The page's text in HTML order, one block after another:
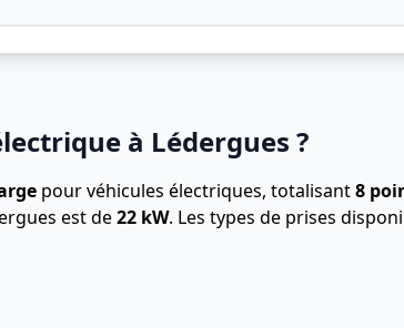
à Lédergues ?
pour véhicules électriques, totalisant8
est de22 kW. Les types de prises